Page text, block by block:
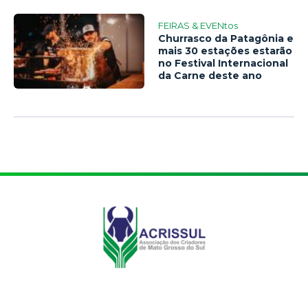
FEIRAS & EVENtos
Churrasco da Patagônia e
mais 30 estações estarão
no Festival Internacional
da Carne deste ano